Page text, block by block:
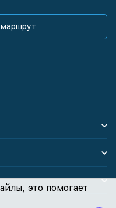
это помогает